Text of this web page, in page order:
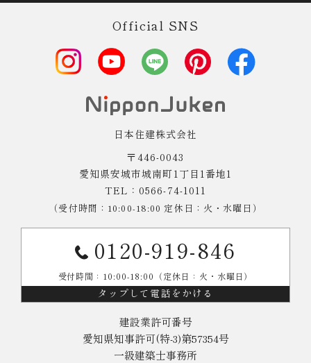
Official SNS
日本住建株式会社
〒446-0043
愛知県安城市城南町1丁目1番地1
TEL：0566-74-1011
（受付時間：10:00-18:00 定休日：火・水曜日）
0120-919-846
受付時間：10:00-18:00（定休日：火・水曜日）
タップして電話をかける
建設業許可番号
愛知県知事許可(特-3)第57354号
一級建築士事務所